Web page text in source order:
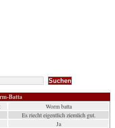
Batta
Worm batta
Es riecht eigentlich ziemlich gut.
Ja